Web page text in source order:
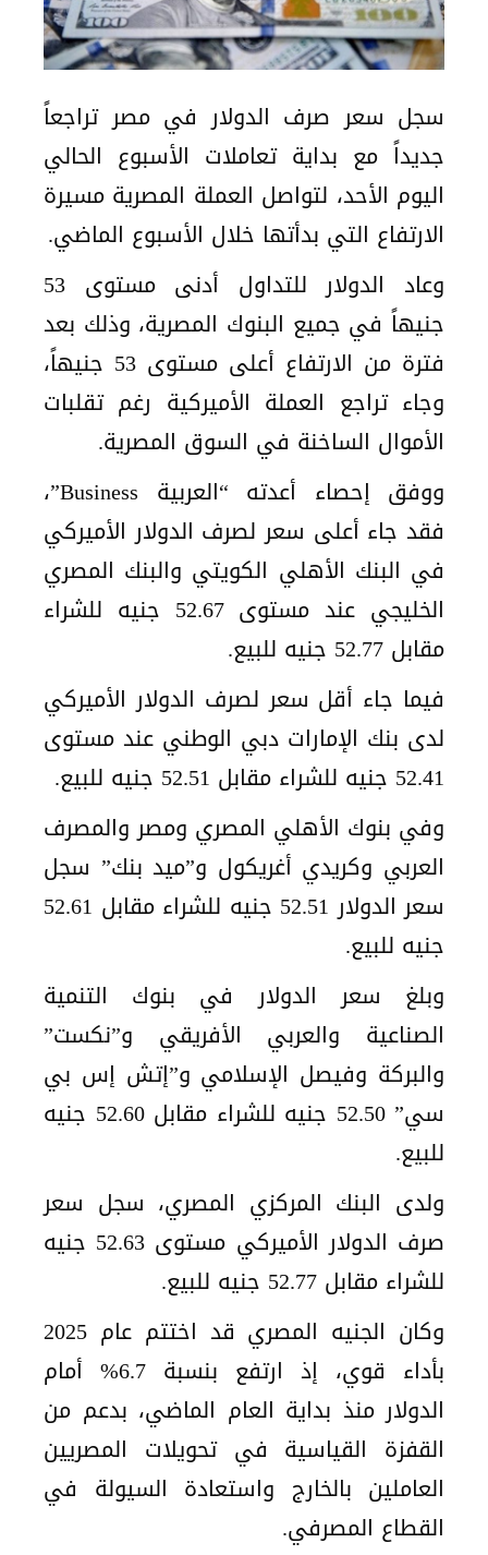
سجل سعر صرف الدولار في مصر تراجعاً
جديداً مع بداية تعاملات الأسبوع الحالي
اليوم الأحد، لتواصل العملة المصرية مسيرة
الارتفاع التي بدأتها خلال الأسبوع الماضي.
وعاد الدولار للتداول أدنى مستوى 53
جنيهاً في جميع البنوك المصرية، وذلك بعد
فترة من الارتفاع أعلى مستوى 53 جنيهاً،
وجاء تراجع العملة الأميركية رغم تقلبات
الأموال الساخنة في السوق المصرية.
ووفق إحصاء أعدته “العربية Business”،
فقد جاء أعلى سعر لصرف الدولار الأميركي
في البنك الأهلي الكويتي والبنك المصري
الخليجي عند مستوى 52.67 جنيه للشراء
مقابل 52.77 جنيه للبيع.
فيما جاء أقل سعر لصرف الدولار الأميركي
لدى بنك الإمارات دبي الوطني عند مستوى
52.41 جنيه للشراء مقابل 52.51 جنيه للبيع.
وفي بنوك الأهلي المصري ومصر والمصرف
العربي وكريدي أغريكول و”ميد بنك” سجل
سعر الدولار 52.51 جنيه للشراء مقابل 52.61
جنيه للبيع.
وبلغ سعر الدولار في بنوك التنمية
الصناعية والعربي الأفريقي و”نكست”
والبركة وفيصل الإسلامي و”إتش إس بي
سي” 52.50 جنيه للشراء مقابل 52.60 جنيه
للبيع.
ولدى البنك المركزي المصري، سجل سعر
صرف الدولار الأميركي مستوى 52.63 جنيه
للشراء مقابل 52.77 جنيه للبيع.
وكان الجنيه المصري قد اختتم عام 2025
بأداء قوي، إذ ارتفع بنسبة 6.7% أمام
الدولار منذ بداية العام الماضي، بدعم من
القفزة القياسية في تحويلات المصريين
العاملين بالخارج واستعادة السيولة في
القطاع المصرفي.